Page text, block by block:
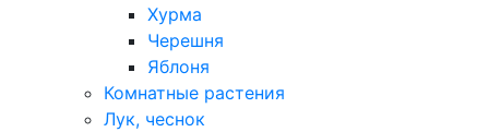
Хурма
Черешня
Яблоня
Комнатные растения
Лук, чеснок